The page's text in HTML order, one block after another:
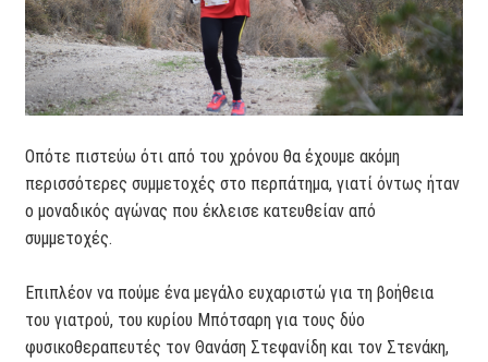
Οπότε πιστεύω ότι από του χρόνου θα έχουμε ακόμη
περισσότερες συμμετοχές στο περπάτημα, γιατί όντως ήταν
ο μοναδικός αγώνας που έκλεισε κατευθείαν από
συμμετοχές.
Επιπλέον να πούμε ένα μεγάλο ευχαριστώ για τη βοήθεια
του γιατρού, του κυρίου Μπότσαρη για τους δύο
φυσικοθεραπευτές τον Θανάση Στεφανίδη και τον Στενάκη,